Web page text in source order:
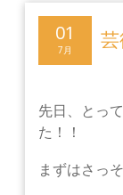
01
7月
先日、とっ
た！！
まずはさっ